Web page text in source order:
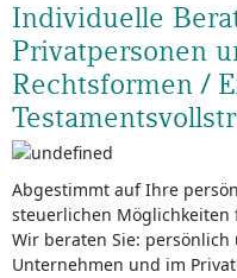
Individuelle
Privatpersonen
Rechtsformen /
Abgestimmt auf Ihre
steuerlichen
Wir beraten Sie:
Unternehmen und im